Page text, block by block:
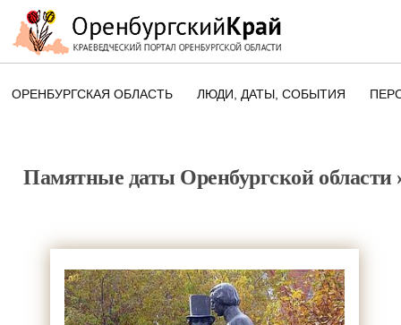
ОРЕНБУРГСКАЯ ОБЛАСТЬ ЛЮДИ, ДАТЫ, CОБЫТИЯ
ПАМЯТНЫЕ ДАТЫ
Памятные даты Оренбургской области